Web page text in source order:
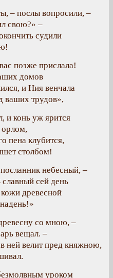
– послы вопросили, –
свою?» –
судили
позже прислала!
домов
и Ния венчала
ваших трудов»,
и конь уж ярится
орлом,
пена клубится,
столбом!
небесный, –
сей день
древесной
со мною, –
вещал. –
ней велит пред княжною,
уроком